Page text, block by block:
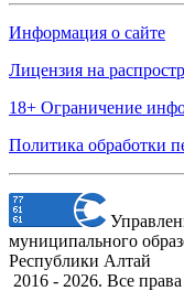
Информация о сайте
Лицензия на
18+ Ограничение
Политика обработки
муниципального
Республики Алтай
2016 - 2026. Все